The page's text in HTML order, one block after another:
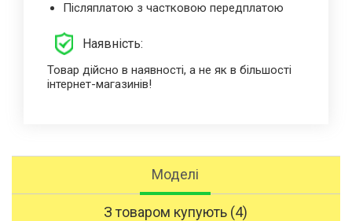
Післяплатою з частковою передплатою
Наявність:
Товар дійсно в наявності, а не як в більшості
інтернет-магазинів!
Моделі
З товаром купують (4)